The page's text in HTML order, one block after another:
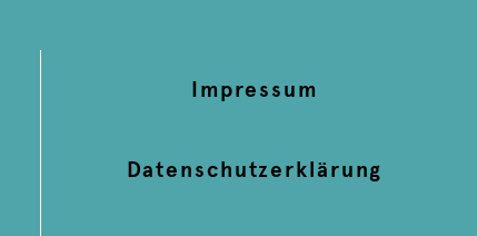
Impressum
Datenschutzerklärung